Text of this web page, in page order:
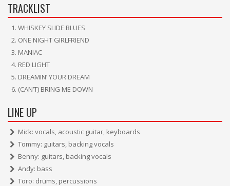
TRACKLIST
WHISKEY SLIDE BLUES
ONE NIGHT GIRLFRIEND
MANIAC
RED LIGHT
DREAMIN’ YOUR DREAM
(CAN’T) BRING ME DOWN
LINE UP
Mick: vocals, acoustic guitar, keyboards
Tommy: guitars, backing vocals
Benny: guitars, backing vocals
Andy: bass
Toro: drums, percussions